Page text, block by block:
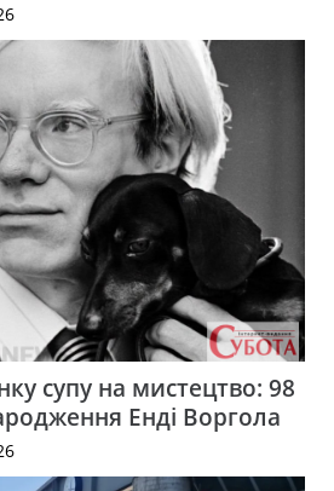
супу на мистецтво: 98
Енді Воргола